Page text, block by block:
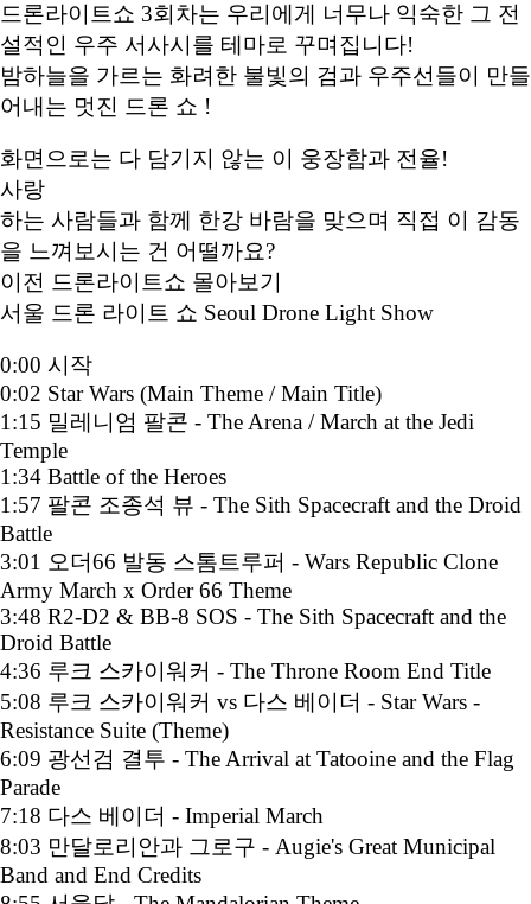
드론라이트쇼 3회차는 우리에게 너무나 익숙한 그 전
설적인 우주 서사시를 테마로 꾸며집니다!
밤하늘을 가르는 화려한 불빛의 검과 우주선들이 만들
어내는 멋진 드론 쇼 !
화면으로는 다 담기지 않는 이 웅장함과 전율!
사랑
하는 사람들과 함께 한강 바람을 맞으며 직접 이 감동
을 느껴보시는 건 어떨까요?
이전 드론라이트쇼 몰아보기
서울 드론 라이트 쇼 Seoul Drone Light Show
0:00 시작
0:02 Star Wars (Main Theme / Main Title)
1:15 밀레니엄 팔콘 - The Arena / March at the Jedi
Temple
1:34 Battle of the Heroes
1:57 팔콘 조종석 뷰 - The Sith Spacecraft and the Droid
Battle
3:01 오더66 발동 스톰트루퍼 - Wars Republic Clone
Army March x Order 66 Theme
3:48 R2-D2 & BB-8 SOS - The Sith Spacecraft and the
Droid Battle
4:36 루크 스카이워커 - The Throne Room End Title
5:08 루크 스카이워커 vs 다스 베이더 - Star Wars -
Resistance Suite (Theme)
6:09 광선검 결투 - The Arrival at Tatooine and the Flag
Parade
7:18 다스 베이더 - Imperial March
8:03 만달로리안과 그로구 - Augie's Great Municipal
Band and End Credits